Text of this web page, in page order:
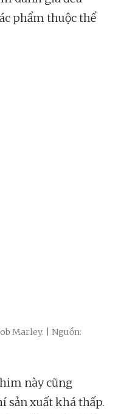
phẩm thuộc thể
Marley. | Nguồn:
này cũng
sản xuất khá thấp.